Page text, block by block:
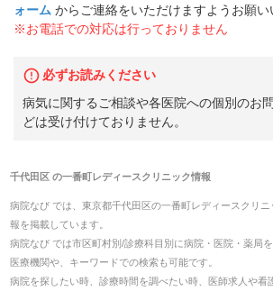
ォーム からご連絡をいただけますようお願い
※お電話での対応は行っておりません
必ずお読みください
病気に関するご相談や各医院への個別のお
どは受け付けておりません。
千代田区の一番町レディースクリニック情報
病院なび では、 東京都千代田区の一番町レディースクリニ
報を掲載しています。
病院なび では市区町村別/診療科目別に病院・医院・薬局
医療機関や、キーワードでの検索も可能です。
病院を探したい時、診療時間を調べたい時、医師求人や看